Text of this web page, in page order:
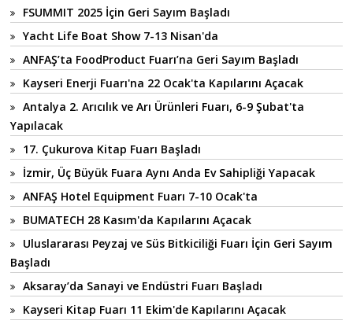
FSUMMIT 2025 İçin Geri Sayım Başladı
Yacht Life Boat Show 7-13 Nisan'da
ANFAŞ’ta FoodProduct Fuarı’na Geri Sayım Başladı
Kayseri Enerji Fuarı'na 22 Ocak'ta Kapılarını Açacak
Antalya 2. Arıcılık ve Arı Ürünleri Fuarı, 6-9 Şubat'ta
Yapılacak
17. Çukurova Kitap Fuarı Başladı
İzmir, Üç Büyük Fuara Aynı Anda Ev Sahipliği Yapacak
ANFAŞ Hotel Equipment Fuarı 7-10 Ocak'ta
BUMATECH 28 Kasım'da Kapılarını Açacak
Uluslararası Peyzaj ve Süs Bitkiciliği Fuarı İçin Geri Sayım
Başladı
Aksaray’da Sanayi ve Endüstri Fuarı Başladı
Kayseri Kitap Fuarı 11 Ekim'de Kapılarını Açacak